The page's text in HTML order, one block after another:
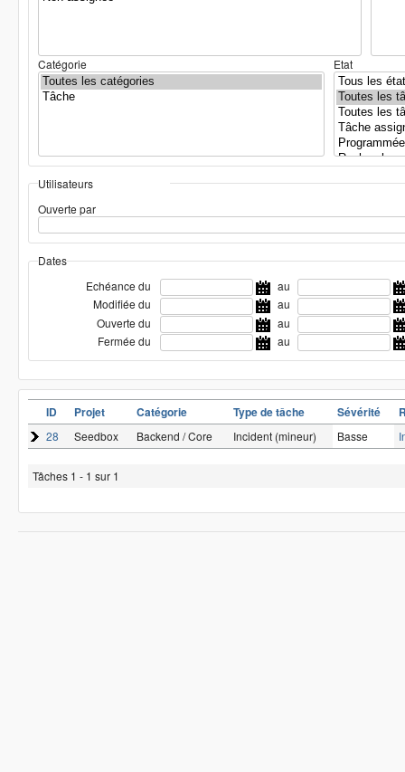
Catégorie Etat
Utilisateurs
Ouverte par
Dates
Echéance du
au
Modifiée du
au
Ouverte du
au
Fermée du
au
ID Projet Catégorie Type de tâche Sévérité
28 Seedbox Backend / Core Incident (mineur) Basse
Tâches 1 - 1 sur 1